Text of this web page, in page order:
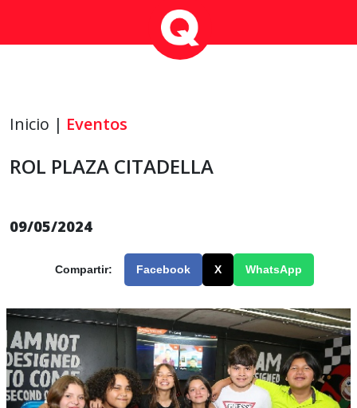
Inicio | Eventos
ROL PLAZA CITADELLA
09/05/2024
Compartir: Facebook X WhatsApp